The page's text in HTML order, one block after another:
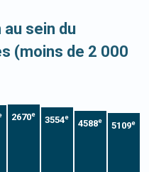
sein du
(moins de 2 000
2670e
3554e
4588e 5109e